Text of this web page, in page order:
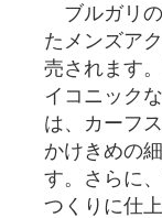
ブルガリの
たメンズア
売されます
イコニック
は、カーフ
かけきめの
す。さらに
つくりに仕